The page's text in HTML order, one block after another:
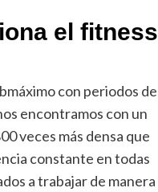
el fitness
con periodos de
encontramos con un
veces más densa que
constante en todas
a trabajar de manera